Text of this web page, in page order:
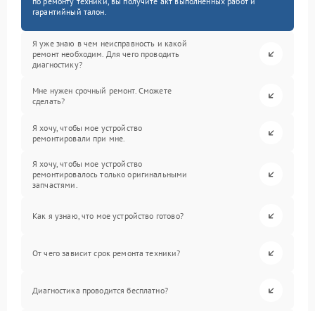
гарантийный талон.
Я уже знаю в чем неисправность и какой
ремонт необходим. Для чего проводить
диагностику?
Мне нужен срочный ремонт. Сможете
сделать?
Я хочу, чтобы мое устройство
ремонтировали при мне.
Я хочу, чтобы мое устройство
ремонтировалось только оригинальными
запчастями.
Как я узнаю, что мое устройство готово?
От чего зависит срок ремонта техники?
Диагностика проводится бесплатно?